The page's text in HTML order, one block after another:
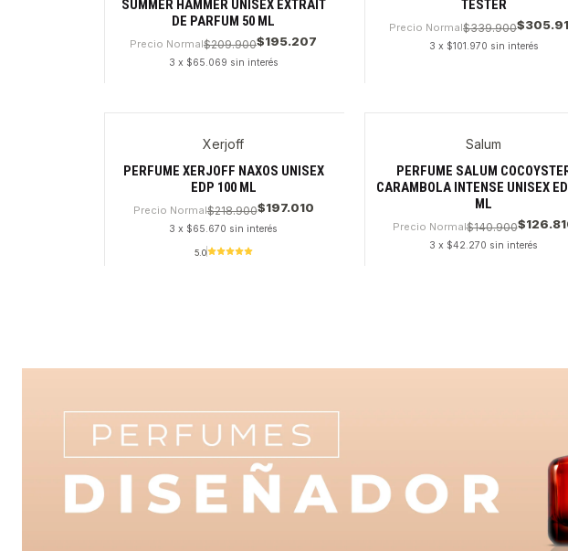
SUMMER HAMMER UNISEX EXTRAIT
DE PARFUM 50 ML
Precio Normal$209.900$195.207
3 x $65.069 sin interés
TESTER
Precio Normal$339.900
3 x $101.970 sin interés
Xerjoff
PERFUME XERJOFF NAXOS UNISEX
EDP 100 ML
Precio Normal$218.900$197.010
3 x $65.670 sin interés
5.0
Salum
PERFUME SALUM
CARAMBOLA INTENSE UNISEX
ML
Precio Normal$140.900
3 x $42.270 sin interés